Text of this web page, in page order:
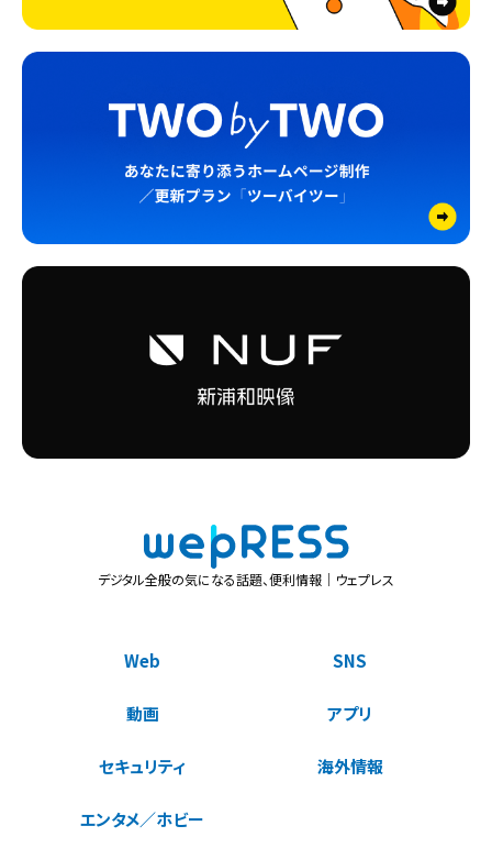
デジタル全般の気になる話題、便利情報｜ウェプレス
Web SNS
動画 アプリ
セキュリティ 海外情報
エンタメ／ホビー